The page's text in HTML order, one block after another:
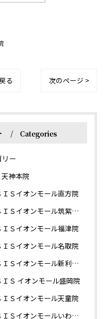
る 次のページ >
Categories
ー
神本院
Ｓイオンモール直方院
Ｓイオンモール筑紫野院
Ｓイオンモール福津院
Ｓイオンモール名取院
イオンモール新利府南館院
Ｓ イオンモール盛岡院
Ｓイオンモール天童院
オンモールいわき小名浜院